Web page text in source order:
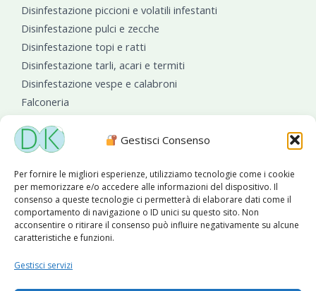
Gestisci Consenso
Per fornire le migliori esperienze, utilizziamo tecnologie come i cookie
per memorizzare e/o accedere alle informazioni del dispositivo. Il
consenso a queste tecnologie ci permetterà di elaborare dati come il
comportamento di navigazione o ID unici su questo sito. Non
acconsentire o ritirare il consenso può influire negativamente su alcune
caratteristiche e funzioni.
Gestisci servizi
Disinfestazione piccioni e volatili infestanti
Disinfestazione pulci e zecche
Disinfestazione topi e ratti
Disinfestazione tarli, acari e termiti
Disinfestazione vespe e calabroni
Falconeria
Sanificazioni ambientali